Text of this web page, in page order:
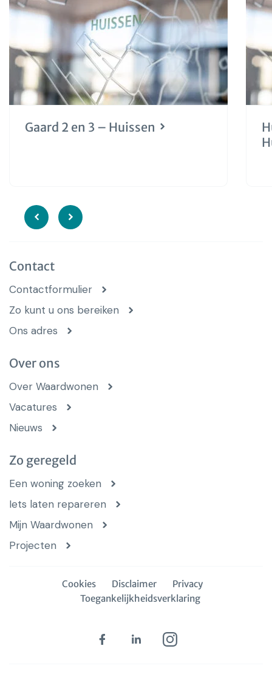
Gaard 2 en 3 – Huissen
Contact
Contactformulier
Zo kunt u ons bereiken
Ons adres
Over ons
Over Waardwonen
Vacatures
Nieuws
Zo geregeld
Een woning zoeken
Iets laten repareren
Mijn Waardwonen
Projecten
Cookies Disclaimer
Privacy
Toegankelijkheidsverklaring